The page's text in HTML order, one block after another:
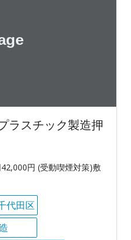
ラスチック製造押
円 (受動喫煙対策)敷
代田区